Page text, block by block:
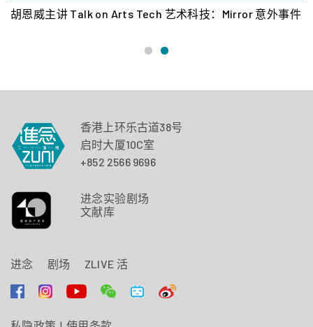
《13.67》的视听飨宴
香港上环乐古道38号
启时大厦10C室
+852 2566 9696
进念实验剧场
文献库
进念 剧场 ZLIVE 活